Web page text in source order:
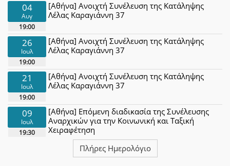
04
Αυγ
19:00
[Αθήνα] Ανοιχτή Συνέλευση της Κατάληψης
Λέλας Καραγιάννη 37
26
Ιουλ
19:00
[Αθήνα] Ανοιχτή Συνέλευση της Κατάληψης
Λέλας Καραγιάννη 37
21
Ιουλ
19:00
[Αθήνα] Ανοιχτή Συνέλευση της Κατάληψης
Λέλας Καραγιάννη 37
09
Ιουλ
19:30
[Αθήνα] Επόμενη διαδικασία της Συνέλευσης
Αναρχικών για την Κοινωνική και Ταξική
Χειραφέτηση
Πλήρες Ημερολόγιο